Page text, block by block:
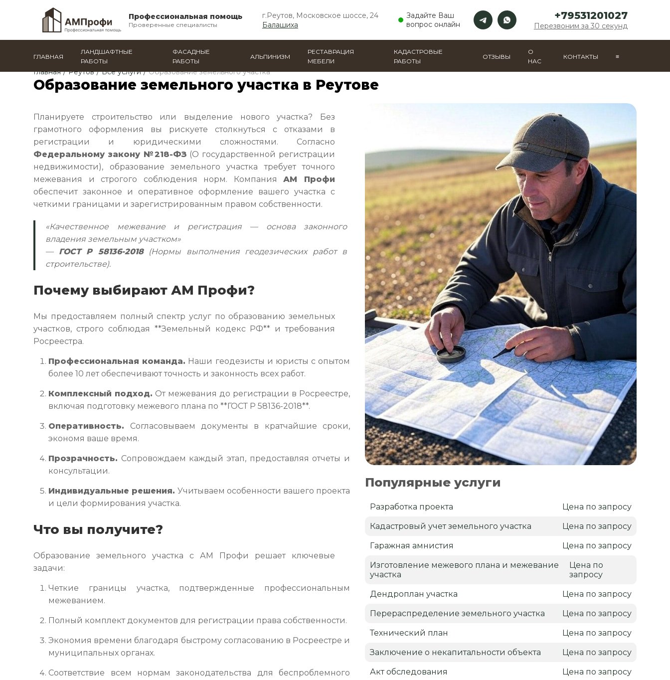
Профессиональная помощь
Проверенные специалисты
г.Реутов, Московское шоссе, 24
Балашиха
Задайте Ваш
вопрос онлайн
+79531201027
Перезвоним за 30 секунд
ГЛАВНАЯ
ЛАНДШАФТНЫЕ
РАБОТЫ
ФАСАДНЫЕ
РАБОТЫ
АЛЬПИНИЗМ
РЕСТАВРАЦИЯ
МЕБЕЛИ
КАДАСТРОВЫЕ
РАБОТЫ
ОТЗЫВЫ
О
НАС
КОНТАКТЫ ≡
Главная / Реутов / Все услуги / Образование земельного участка
Образование земельного участка в Реутове
Планируете строительство или выделение нового участка? Без
грамотного оформления вы рискуете столкнуться с отказами в
регистрации и юридическими сложностями. Согласно
Федеральному закону №218-ФЗ (О государственной регистрации
недвижимости), образование земельного участка требует точного
межевания и строгого соблюдения норм. КомпанияАМ Профи
обеспечит законное и оперативное оформление вашего участка с
четкими границами и зарегистрированным правом собственности.
«Качественное межевание и регистрация — основа законного
владения земельным участком»
— ГОСТ Р 58136-2018(Нормы выполнения геодезических работ в
строительстве).
Почему выбирают АМ Профи?
Мы предоставляем полный спектр услуг по образованию земельных
участков, строго соблюдая **Земельный кодекс РФ** и требования
Росреестра.
Профессиональная команда. Наши геодезисты и юристы с опытом
более 10 лет обеспечивают точность и законность всех работ.
Комплексный подход. От межевания до регистрации в Росреестре,
включая подготовку межевого плана по **ГОСТ Р 58136-2018**.
Оперативность. Согласовываем документы в кратчайшие сроки,
экономя ваше время.
Прозрачность. Сопровождаем каждый этап, предоставляя отчеты и
консультации.
Индивидуальные решения. Учитываем особенности вашего проекта
и цели формирования участка.
Что вы получите?
Образование земельного участка с АМ Профи решает ключевые
задачи:
Четкие границы участка, подтвержденные профессиональным
межеванием.
Полный комплект документов для регистрации права собственности.
Экономия времени благодаря быстрому согласованию в Росреестре и
муниципальных органах.
Соответствие всем нормам законодательства для беспроблемного
Популярные услуги
Разработка проекта Цена по запросу
Кадастровый учет земельного участка Цена по запросу
Гаражная амнистия Цена по запросу
Изготовление межевого плана и межевание
участка
Цена по
запросу
Дендроплан участка Цена по запросу
Перераспределение земельного участка Цена по запросу
Технический план Цена по запросу
Заключение о некапитальности объекта Цена по запросу
Акт обследования Цена по запросу